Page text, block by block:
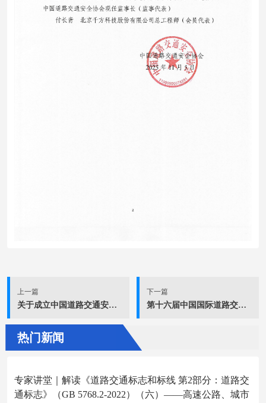
上一篇
关于成立中国道路交通安全协会公安院校交通管理工程专业委员会、事故预防与处理分会两个分支机构的公告
下一篇
第十六届中国国际道路交通安全产品博览会主场搭建与服务招标公告
热门新闻
专家讲堂｜解读《道路交通标志和标线 第2部分：道路交
通标志》（GB 5768.2-2022）（六）——高速公路、城市